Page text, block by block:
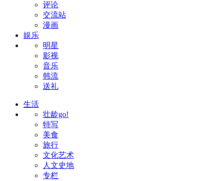
评论
交流站
漫画
娱乐
明星
影视
音乐
韩流
送礼
生活
壮龄go!
特写
美食
旅行
文化艺术
人文史地
专栏